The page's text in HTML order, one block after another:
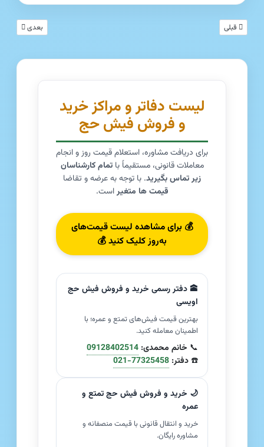
مطلب قبلی: بازار فیش حج و عمره | تحلیل مبتنی بر دقت تاریخ ثبت‌نام و شفافیت زمانی
قبلی مطلب بعدی:
بعدی
لیست دفاتر و مراکز خرید
و فروش فیش حج
برای دریافت مشاوره، استعلام قیمت روز و انجام
معاملات قانونی، مستقیماً باتمام کارشناسان
زیر تماس بگیرید. با توجه به عرضه و تقاضا
قیمت ها متغیراست.
💰 برای مشاهده لیست قیمت‌های
به‌روز کلیک کنید 💰
🕋 دفتر رسمی خرید و فروش فیش حج
اویسی
بهترین قیمت فیش‌های تمتع و عمره؛ با
اطمینان معامله کنید.
📞 خانم محمدی: 09128402514
☎️ دفتر: 021-77325458
🌙 خرید و فروش فیش حج تمتع و
عمره
خرید و انتقال قانونی با قیمت منصفانه و
مشاوره رایگان.